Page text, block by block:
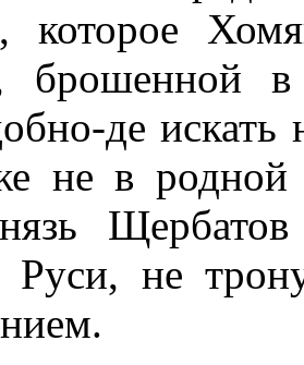
которое
брошенной
де искать
не в родной
Руси, не